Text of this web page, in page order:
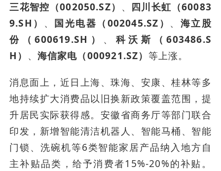
三花智控（002050.SZ） 、 四川长虹（60083
9.SH） 、 国光电器（002045.SZ） 、 海立股
份（600619.SH） 、 科沃斯（603486.S
H） 、 海信家电（000921.SZ） 等上涨。
消息面上，近日上海、珠海、安康、桂林等多
地持续扩大消费品以旧换新政策覆盖范围，提
升居民实际获得感。安徽省商务厅等部门联合
印发，新增智能清洁机器人、智能马桶、智能
门锁、洗碗机等6类智能家居产品纳入地方自
主补贴品类，给予消费者15%-20%的补贴。